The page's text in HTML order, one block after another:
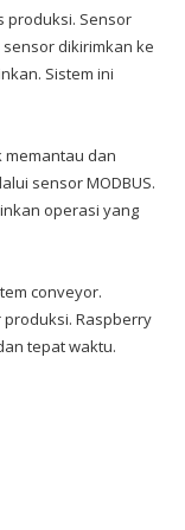
produksi. Sensor
dikirimkan ke
Sistem ini
memantau dan
sensor MODBUS.
operasi yang
conveyor.
Raspberry
tepat waktu.